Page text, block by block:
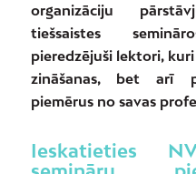
organizāciju
tiešsaistes
pieredzējuši lektori,
zināšanas, bet arī
piemērus no savas
Ieskatieties